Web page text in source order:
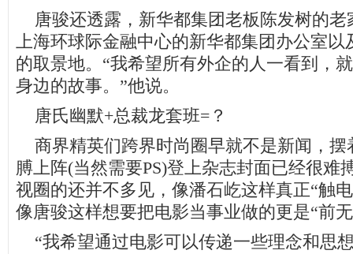
唐骏还透露，新华都集团老板陈发树的老
上海环球际金融中心的新华都集团办公室以
的取景地。“我希望所有外企的人一看到，
身边的故事。”他说。
唐氏幽默+总裁龙套班=？
商界精英们跨界时尚圈早就不是新闻，摆
膊上阵(当然需要PS)登上杂志封面已经很难
视圈的还并不多见，像潘石屹这样真正“触
像唐骏这样想要把电影当事业做的更是“前
“我希望通过电影可以传递一些理念和思